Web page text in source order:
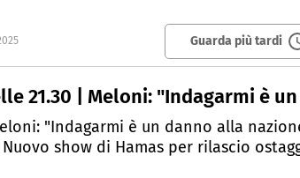
Guarda più tardi
21.30 | Meloni: "Indagarmi è
"Indagarmi è un danno alla
show di Hamas per rilascio